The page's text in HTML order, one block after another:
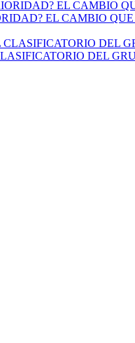
EL CAMBIO
DEL